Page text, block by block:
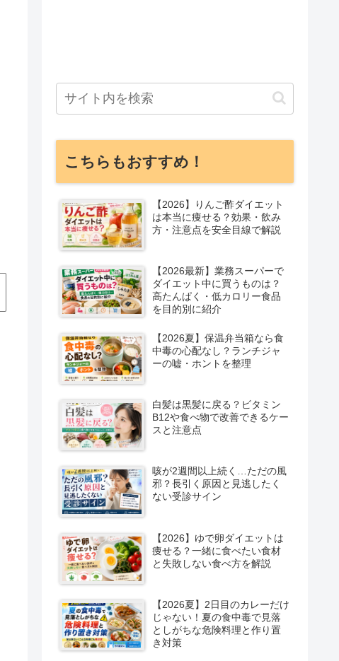
こちらもおすすめ！
【2026】りんご酢ダイエット
は本当に痩せる？効果・飲み
方・注意点を安全目線で解説
【2026最新】業務スーパーで
ダイエット中に買うものは？
高たんぱく・低カロリー食品
を目的別に紹介
【2026夏】保温弁当箱なら食
中毒の心配なし？ランチジャ
ーの嘘・ホントを整理
白髪は黒髪に戻る？ビタミン
B12や食べ物で改善できるケー
スと注意点
咳が2週間以上続く…ただの風
邪？長引く原因と見逃したく
ない受診サイン
【2026】ゆで卵ダイエットは
痩せる？一緒に食べたい食材
と失敗しない食べ方を解説
【2026夏】2日目のカレーだけ
じゃない！夏の食中毒で見落
としがちな危険料理と作り置
き対策